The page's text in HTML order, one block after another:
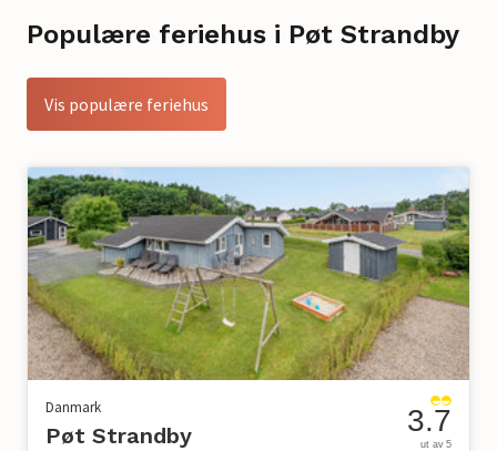
Populære feriehus i Pøt Strandby
Vis populære feriehus
Danmark
Pøt Strandby 3.7
ut av 5